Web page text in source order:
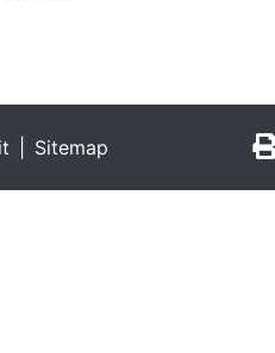
Sitemap